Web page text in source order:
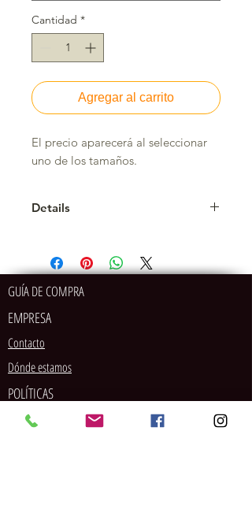
Cantidad *
Agregar al carrito
El precio aparecerá al seleccionar
uno de los tamaños.
Details
SS10: 2,7 - 2,9 mm SS12: 3,0 - 3,2
mm SS16: 3,8 - 4,0 mm SS20: 4,6 -
4,8 mm
GUÍA DE COMPRA
EMPRESA
Contacto
Dónde estamos
POLÍTICAS
MÉTODOS DE PAGO